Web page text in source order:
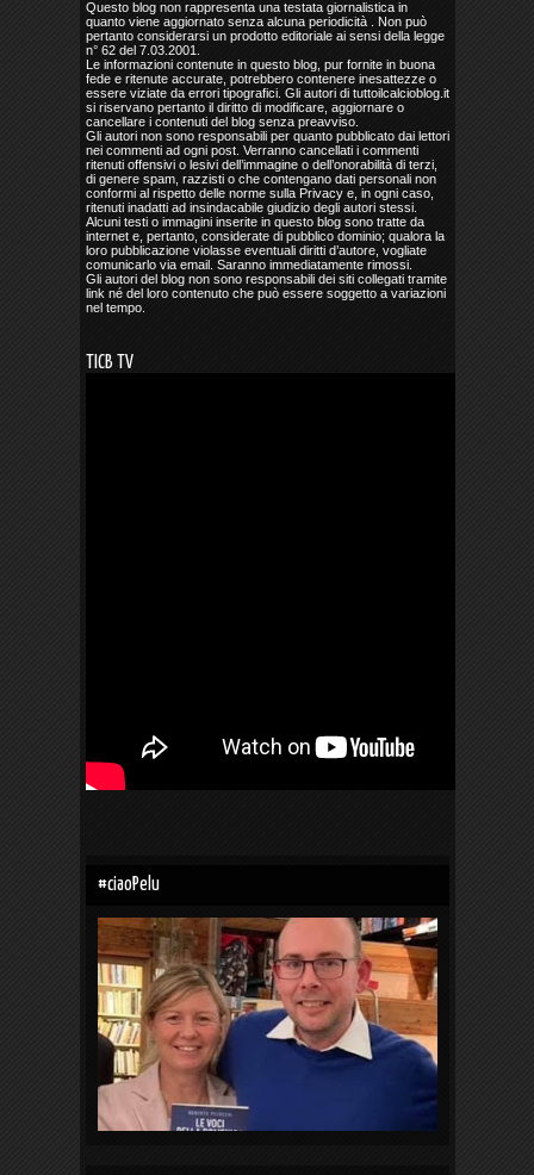
Questo blog non rappresenta una testata giornalistica in
quanto viene aggiornato senza alcuna periodicità . Non può
pertanto considerarsi un prodotto editoriale ai sensi della legge
n° 62 del 7.03.2001.
Le informazioni contenute in questo blog, pur fornite in buona
fede e ritenute accurate, potrebbero contenere inesattezze o
essere viziate da errori tipografici. Gli autori di tuttoilcalcioblog.it
si riservano pertanto il diritto di modificare, aggiornare o
cancellare i contenuti del blog senza preavviso.
Gli autori non sono responsabili per quanto pubblicato dai lettori
nei commenti ad ogni post. Verranno cancellati i commenti
ritenuti offensivi o lesivi dell’immagine o dell’onorabilità di terzi,
di genere spam, razzisti o che contengano dati personali non
conformi al rispetto delle norme sulla Privacy e, in ogni caso,
ritenuti inadatti ad insindacabile giudizio degli autori stessi.
Alcuni testi o immagini inserite in questo blog sono tratte da
internet e, pertanto, considerate di pubblico dominio; qualora la
loro pubblicazione violasse eventuali diritti d’autore, vogliate
comunicarlo via email. Saranno immediatamente rimossi.
Gli autori del blog non sono responsabili dei siti collegati tramite
link né del loro contenuto che può essere soggetto a variazioni
nel tempo.
TICB TV
#ciaoPelu